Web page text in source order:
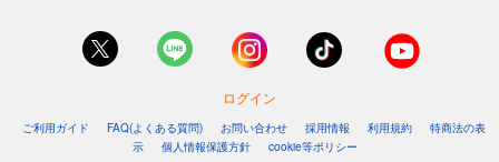
ログイン
ご利用ガイド FAQ(よくある質問) お問い合わせ 採用情報 利用規約
特商法の表
示
個人情報保護方針
cookie等ポリシー